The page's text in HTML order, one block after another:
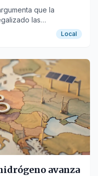
que la
las
Local
avanza